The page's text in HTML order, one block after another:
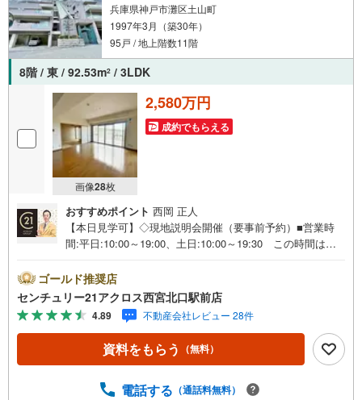
◇92.53平米の3LDK！
◇LDKは広々23.2帖のプラン！
◇浴室・トイレに換気窓付き！
◇バルコニー面積は64.48平米！
◇お気軽にお問い合わせください♪
～周辺環境～
〇高羽小学校・・・徒歩10分
〇鷹匠中学校・・・徒歩14分
〇コープミニ 高羽・・・徒歩9分
〇六甲病院・・・徒歩9分
＝＝＝＝＝＝＝＝＝＝＝＝＝＝＝＝＝＝＝
上記時間はお電話が繋がりやすくなっております。ぜひお気軽にご連絡下
さい！
現地を見学される場合は「室内・現地を見学する（無料）」ボタンより
ご希望の日時をご記入いただけますとスムーズにご案内が可能です。
兵庫県神戸市灘区土山町
1997年3月（築30年）
95戸 / 地上階数11階
8階 / 東 / 92.53m2 / 3LDK
画像28枚
2,580万円
成約でもらえる
おすすめポイント 西岡 正人
【本日見学可】◇現地説明会開催（要事前予約）■営業時
間:平日:10:00～19:00、土日:10:00～19:30 この時間はお
の立地で三方角住戸につき陽当たり眺望通風良好♪広々と
したルーフバルコニーからの眺望は圧巻です！駐車場権利
付き。専有面積約92平米のゆったりとした3LDKです。○セ
ンチュリー21アクロスグループの3つの特徴○■センチュリ
ー21グループで28年連続No.1（1997年～2024年兵庫地区仲
介実績） 西宮・尼崎・伊丹・宝塚にて8店舗展開中。阪神
ッズスペースがございます。 8店舗すべて駅前にございま
ゴールド推奨店
センチュリー21アクロス西宮北口駅前店
4.89 不動産会社レビュー 28件
資料をもらう （無料）
電話する （通話料無料）